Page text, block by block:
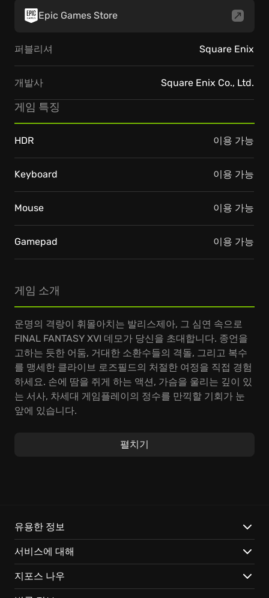
게임 소개
운명의 격랑이 휘몰아치는 발리스제아, 그 심연 속으로
FINAL FANTASY XVI 데모가 당신을 초대합니다. 종언을
고하는 듯한 어둠, 거대한 소환수들의 격돌, 그리고 복수
를 맹세한 클라이브 로즈필드의 처절한 여정을 직접 경험
하세요. 손에 땀을 쥐게 하는 액션, 가슴을 울리는 깊이 있
는 서사, 차세대 게임플레이의 정수를 만끽할 기회가 눈
앞에 있습니다.
FINAL FANTASY XVI 데모에서는 한층 진화된 전투 시스
세계관에 깊이 몰입하고, 주요 등장인물들의 숨겨진 배경
스토리를 엿볼 수 있습니다.
FINAL FANTASY XVI에는 심금을 울리는 매력적인 요소
들이 가득합니다:
펼치기
Epic Games Store
퍼블리셔 Square Enix
개발사 Square Enix Co., Ltd.
게임 특징
HDR 이용 가능
Keyboard 이용 가능
Mouse 이용 가능
Gamepad 이용 가능
유용한 정보
서비스에 대해
지포스 나우